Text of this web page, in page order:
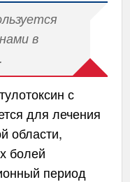
в
с
для лечения
области,
болей
период